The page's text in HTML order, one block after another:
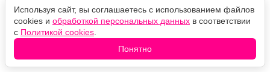
Продолжение уже точно будет: в мае Apple TV
продлил «У Марго проблемы с деньгами» на новый
сезон.
Оцените новость
Используя сайт, вы соглашаетесь с использованием файлов
cookies и обработкой персональных данных в соответствии
с Политикой cookies
Понятно